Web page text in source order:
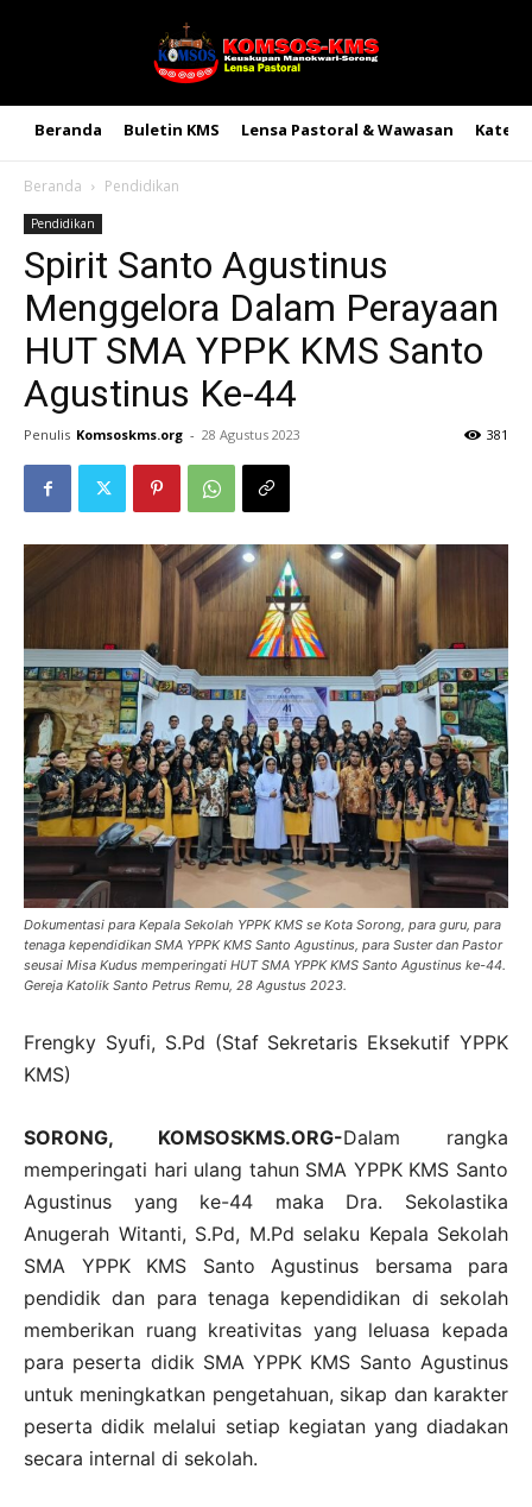
Beranda Buletin KMS Lensa Pastoral & Wawasan
Beranda Pendidikan
Pendidikan
Spirit Santo Agustinus
Menggelora Dalam Perayaan
HUT SMA YPPK KMS Santo
Agustinus Ke-44
Penulis Komsoskms.org - 28 Agustus 2023 381
Dokumentasi para Kepala Sekolah YPPK KMS se Kota Sorong, para guru, para
tenaga kependidikan SMA YPPK KMS Santo Agustinus, para Suster dan Pastor
seusai Misa Kudus memperingati HUT SMA YPPK KMS Santo Agustinus ke-44.
Gereja Katolik Santo Petrus Remu, 28 Agustus 2023.
Frengky Syufi, S.Pd (Staf Sekretaris Eksekutif YPPK
KMS)
SORONG, KOMSOSKMS.ORG-Dalam rangka
memperingati hari ulang tahun SMA YPPK KMS Santo
Agustinus yang ke-44 maka Dra. Sekolastika
Anugerah Witanti, S.Pd, M.Pd selaku Kepala Sekolah
SMA YPPK KMS Santo Agustinus bersama para
pendidik dan para tenaga kependidikan di sekolah
memberikan ruang kreativitas yang leluasa kepada
para peserta didik SMA YPPK KMS Santo Agustinus
untuk meningkatkan pengetahuan, sikap dan karakter
peserta didik melalui setiap kegiatan yang diadakan
secara internal di sekolah.